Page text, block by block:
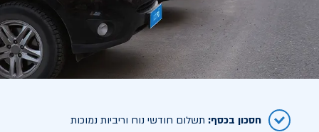
חסכון בכסף: תשלום חודשי נוח וריביות נמוכות